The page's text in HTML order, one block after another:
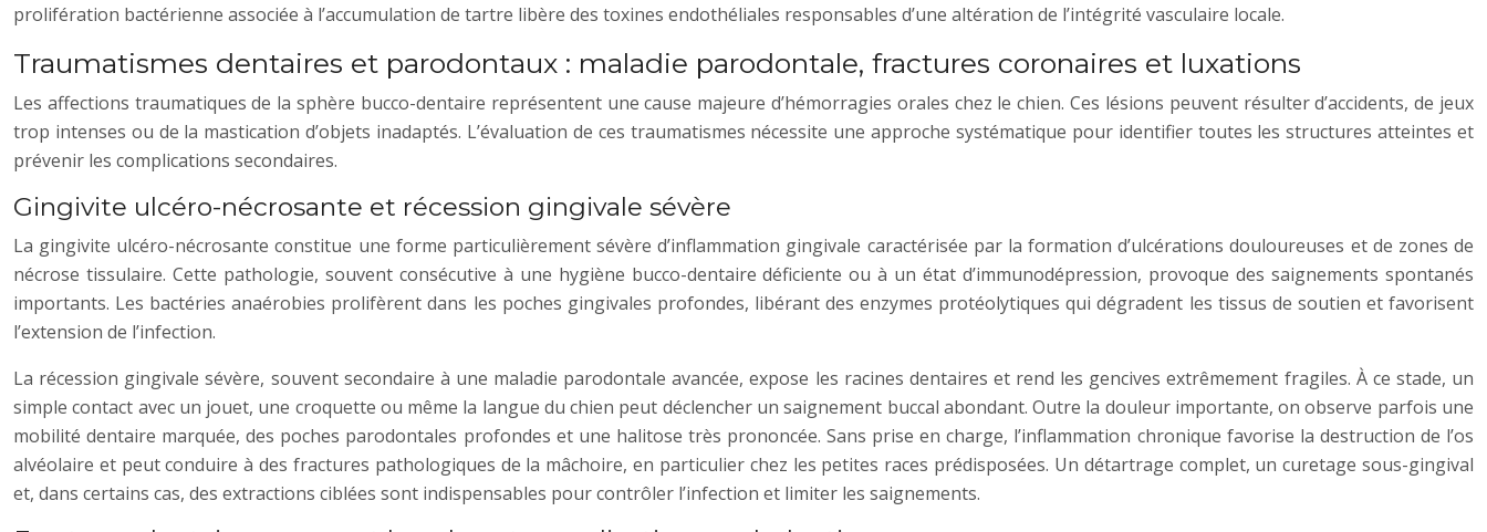
prolifération bactérienne associée à l’accumulation de tartre libère des toxines endothéliales responsables d’une altération de l’intégrité vasculaire locale.
Traumatismes dentaires et parodontaux : maladie parodontale, fractures coronaires et luxations
Les affections traumatiques de la sphère bucco-dentaire représentent une cause majeure d’hémorragies orales chez le chien. Ces lésions peuvent résulter d’accidents, de jeux
trop intenses ou de la mastication d’objets inadaptés. L’évaluation de ces traumatismes nécessite une approche systématique pour identifier toutes les structures atteintes et
prévenir les complications secondaires.
Gingivite ulcéro-nécrosante et récession gingivale sévère
La gingivite ulcéro-nécrosante constitue une forme particulièrement sévère d’inflammation gingivale caractérisée par la formation d’ulcérations douloureuses et de zones de
nécrose tissulaire. Cette pathologie, souvent consécutive à une hygiène bucco-dentaire déficiente ou à un état d’immunodépression, provoque des saignements spontanés
importants. Les bactéries anaérobies prolifèrent dans les poches gingivales profondes, libérant des enzymes protéolytiques qui dégradent les tissus de soutien et favorisent
l’extension de l’infection.
La récession gingivale sévère, souvent secondaire à une maladie parodontale avancée, expose les racines dentaires et rend les gencives extrêmement fragiles. À ce stade, un
simple contact avec un jouet, une croquette ou même la langue du chien peut déclencher un saignement buccal abondant. Outre la douleur importante, on observe parfois une
mobilité dentaire marquée, des poches parodontales profondes et une halitose très prononcée. Sans prise en charge, l’inflammation chronique favorise la destruction de l’os
alvéolaire et peut conduire à des fractures pathologiques de la mâchoire, en particulier chez les petites races prédisposées. Un détartrage complet, un curetage sous-gingival
et, dans certains cas, des extractions ciblées sont indispensables pour contrôler l’infection et limiter les saignements.